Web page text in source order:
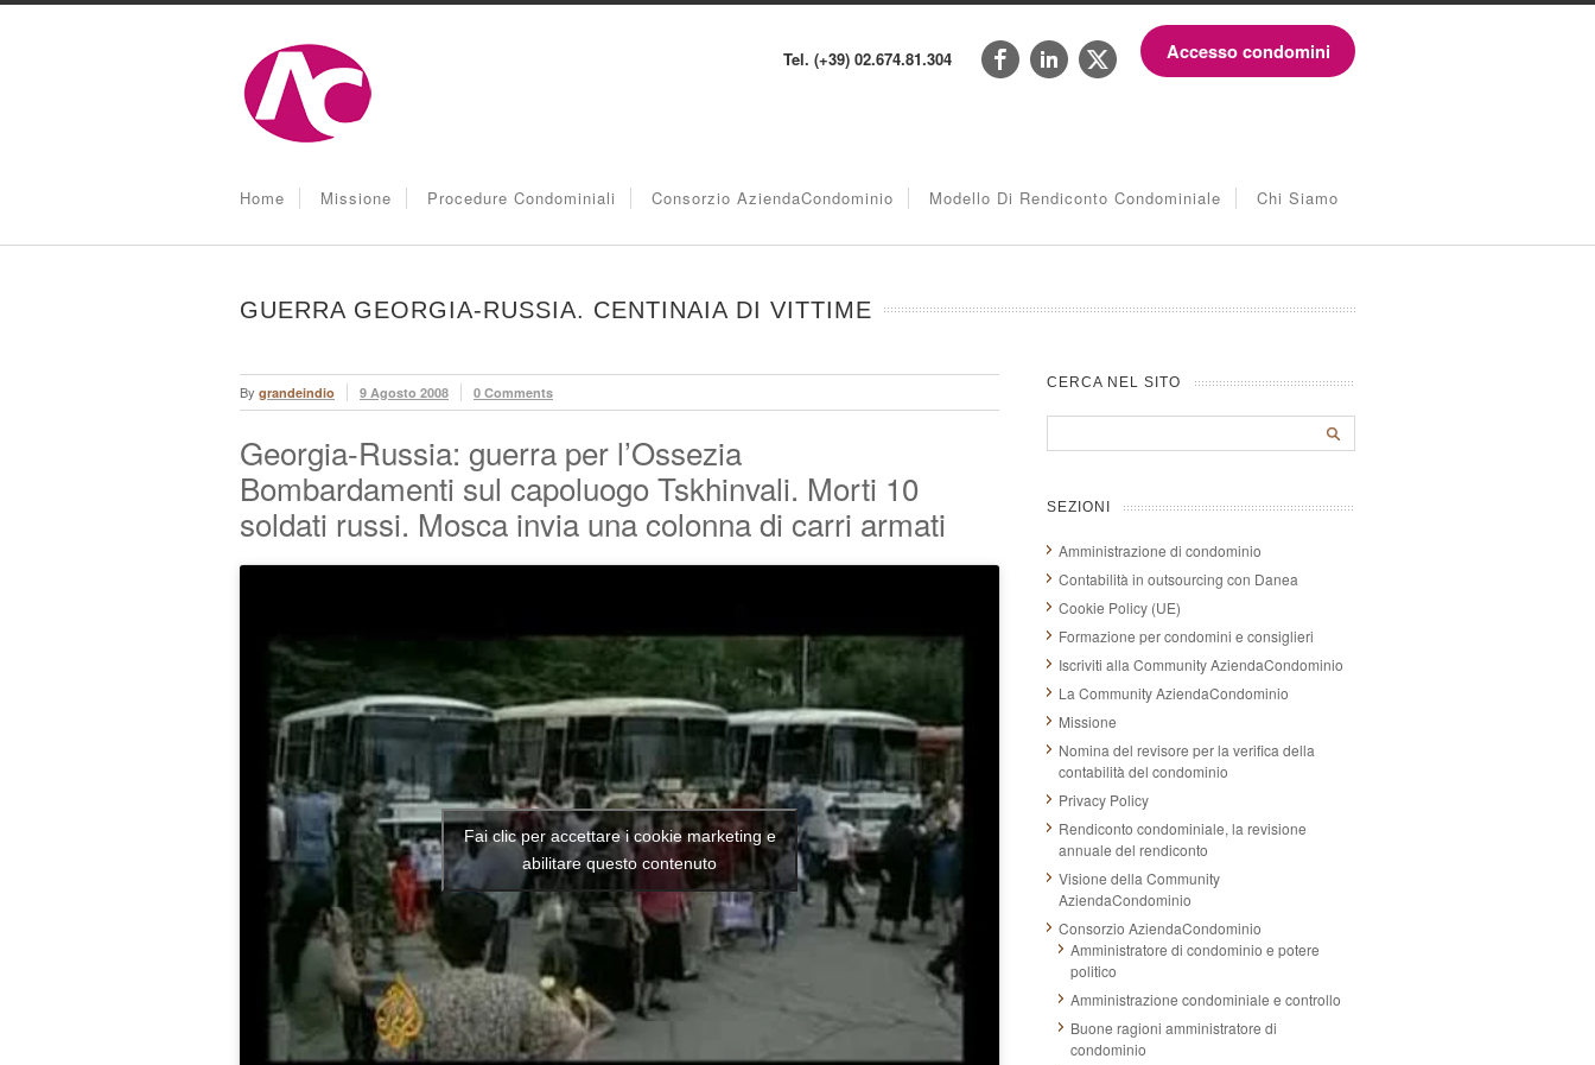
Tel. (+39) 02.674.81.304 Accesso condomini
Home Missione Procedure Condominiali Consorzio AziendaCondominio Modello Di Rendiconto Condominiale Chi Siamo
GUERRA GEORGIA-RUSSIA. CENTINAIA DI VITTIME
By grandeindio 9 Agosto 2008 0 Comments
Georgia-Russia: guerra per l’Ossezia
Bombardamenti sul capoluogo Tskhinvali. Morti 10
soldati russi. Mosca invia una colonna di carri armati
Fai clic per accettare i cookie marketing e
abilitare questo contenuto
CERCA NEL SITO
SEZIONI
Amministrazione di condominio
Contabilità in outsourcing con Danea
Cookie Policy (UE)
Formazione per condomini e consiglieri
Iscriviti alla Community AziendaCondominio
La Community AziendaCondominio
Missione
Nomina del revisore per la verifica della
contabilità del condominio
Privacy Policy
Rendiconto condominiale, la revisione
annuale del rendiconto
Visione della Community
AziendaCondominio
Consorzio AziendaCondominio
Amministratore di condominio e potere
politico
Amministrazione condominiale e controllo
Buone ragioni amministratore di
condominio